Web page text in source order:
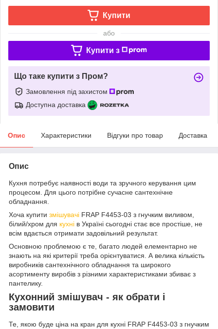
Купити
або
Купити з
Що таке купити з Пром?
Замовлення під захистом
Доступна доставка
Опис Характеристики Відгуки про товар Доставка
Опис
Кухня потребує наявності води та зручного керування цим
процесом. Для цього потрібне сучасне сантехнічне
обладнання.
Хоча купити змішувачі FRAP F4453-03 з гнучким виливом,
білий/хром для кухні в Україні сьогодні стає все простіше, не
всім вдається отримати задовільний результат.
Основною проблемою є те, багато людей елементарно не
знають на які критерії треба орієнтуватися. А велика кількість
виробників сантехнічного обладнання та широкого
асортименту виробів з різними характеристиками збиває з
пантелику.
Кухонний змішувач - як обрати і
замовити
Те, якою буде ціна на кран для кухні FRAP F4453-03 з гнучким